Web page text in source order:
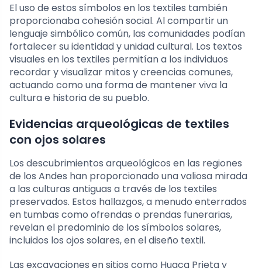
El uso de estos símbolos en los textiles también
proporcionaba cohesión social. Al compartir un
lenguaje simbólico común, las comunidades podían
fortalecer su identidad y unidad cultural. Los textos
visuales en los textiles permitían a los individuos
recordar y visualizar mitos y creencias comunes,
actuando como una forma de mantener viva la
cultura e historia de su pueblo.
Evidencias arqueológicas de textiles
con ojos solares
Los descubrimientos arqueológicos en las regiones
de los Andes han proporcionado una valiosa mirada
a las culturas antiguas a través de los textiles
preservados. Estos hallazgos, a menudo enterrados
en tumbas como ofrendas o prendas funerarias,
revelan el predominio de los símbolos solares,
incluidos los ojos solares, en el diseño textil.
Las excavaciones en sitios como Huaca Prieta y